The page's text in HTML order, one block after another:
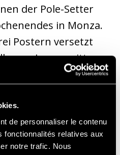
de personnaliser le contenu
fonctionnalités relatives aux
notre trafic. Nous
der Pole-Setter
in Monza.
Postern versetzt
Lopez mitten
beeindruckenden
der
geprägt haben.
der Welt verspricht